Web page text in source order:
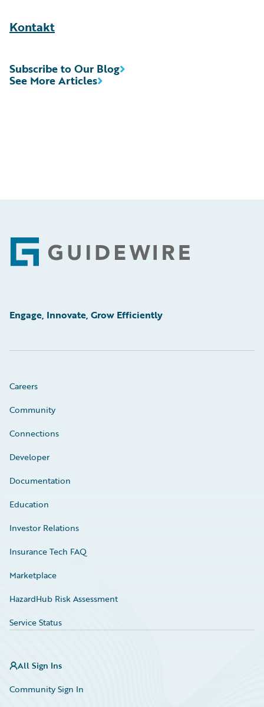
Kontakt
See More Articles
Subscribe to Our Blog
Footer
Engage, Innovate, Grow Efficiently
Careers
Community
Connections
Developer
Documentation
Education
Investor Relations
Insurance Tech FAQ
Marketplace
HazardHub Risk Assessment
Service Status
All Sign Ins
Community Sign In